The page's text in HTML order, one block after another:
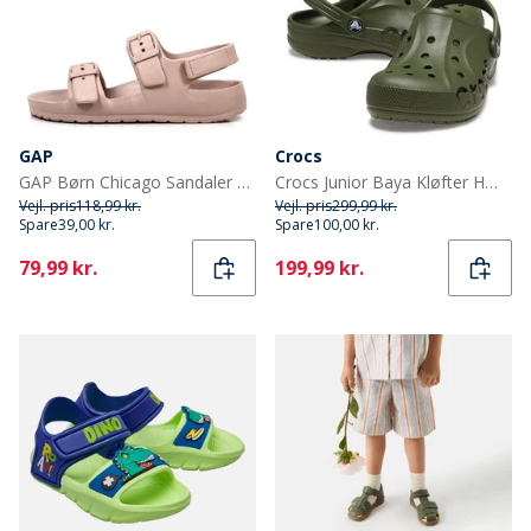
GAP
GAP Børn Chicago Sandaler Lyserød
Vejl. pris118,99 kr.
Spare39,00 kr.
Current
79,99 kr.
Crocs
Crocs Junior Baya Kløfter Hærgrøn
Vejl. pris299,99 kr.
Spare100,00 kr.
Current
199,99 kr.